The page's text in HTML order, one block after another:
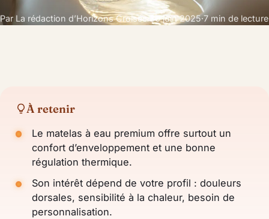
Par La rédaction d’Horizons Croisés· 30 juin 2025·7 min de lecture
À retenir
Le matelas à eau premium offre surtout un
confort d’enveloppement et une bonne
régulation thermique.
Son intérêt dépend de votre profil : douleurs
dorsales, sensibilité à la chaleur, besoin de
personnalisation.